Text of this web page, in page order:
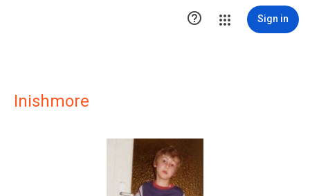
 Sign in
Inishmore